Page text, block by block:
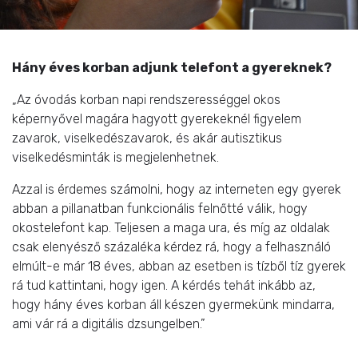
Hány éves korban adjunk telefont a gyereknek?
„Az óvodás korban napi rendszerességgel okos
képernyővel magára hagyott gyerekeknél figyelem
zavarok, viselkedészavarok, és akár autisztikus
viselkedésminták is megjelenhetnek.
Azzal is érdemes számolni, hogy az interneten egy gyerek
abban a pillanatban funkcionális felnőtté válik, hogy
okostelefont kap. Teljesen a maga ura, és míg az oldalak
csak elenyésző százaléka kérdez rá, hogy a felhasználó
elmúlt-e már 18 éves, abban az esetben is tízből tíz gyerek
rá tud kattintani, hogy igen. A kérdés tehát inkább az,
hogy hány éves korban áll készen gyermekünk mindarra,
ami vár rá a digitális dzsungelben.”